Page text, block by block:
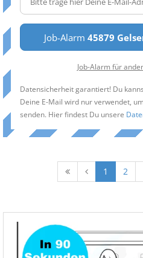
Job-Alarm 45879
Job-Alarm für
Datensicherheit garantiert! Du
Deine E-Mail wird nur verwendet,
senden. Hier findest Du unsere
1 2